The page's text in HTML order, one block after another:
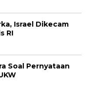
Israel Dikecam
RI
Soal Pernyataan